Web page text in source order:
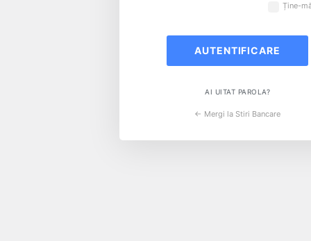
Ține-
AI UITAT PAROLA?
← Mergi la Stiri Bancare